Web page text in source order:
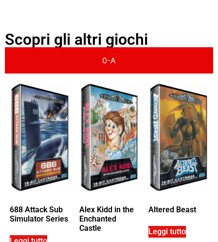
Scopri gli altri giochi
0-A
688 Attack Sub
Simulator Series
Alex Kidd in the
Enchanted
Castle
Altered Beast
Leggi tutto